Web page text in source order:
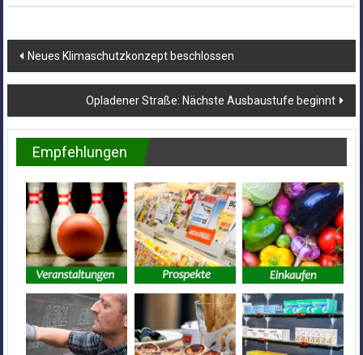
Beitragsnavigation
Neues Klimaschutzkonzept beschlossen
Opladener Straße: Nächste Ausbaustufe beginnt
Empfehlungen